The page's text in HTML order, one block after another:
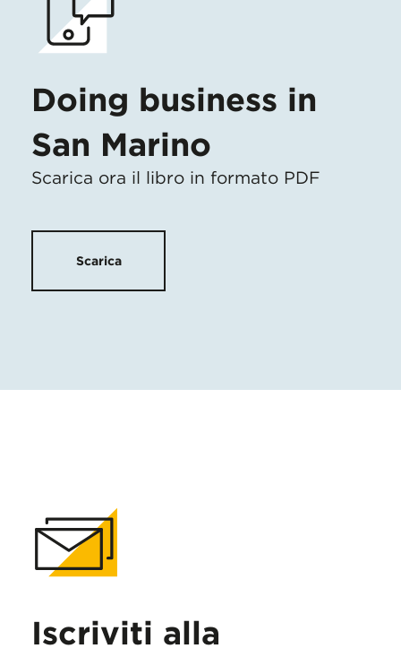
Doing business in
San Marino
Scarica ora il libro in formato PDF
Scarica
Iscriviti alla